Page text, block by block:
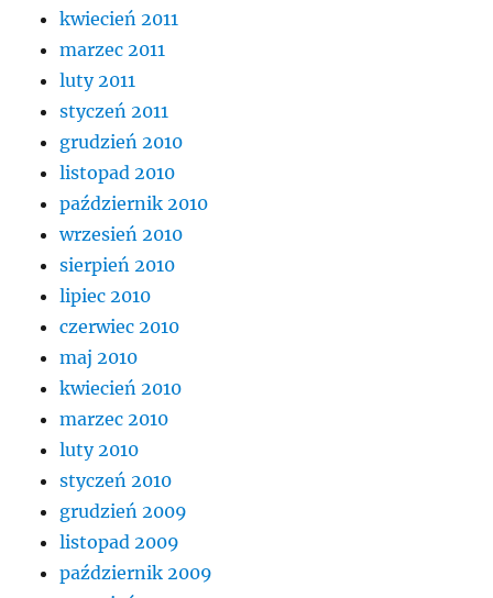
kwiecień 2011
marzec 2011
luty 2011
styczeń 2011
grudzień 2010
listopad 2010
październik 2010
wrzesień 2010
sierpień 2010
lipiec 2010
czerwiec 2010
maj 2010
kwiecień 2010
marzec 2010
luty 2010
styczeń 2010
grudzień 2009
listopad 2009
październik 2009